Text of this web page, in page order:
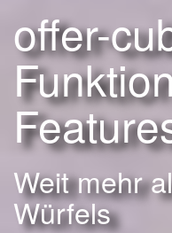
offer-
Weit mehr
Würfels